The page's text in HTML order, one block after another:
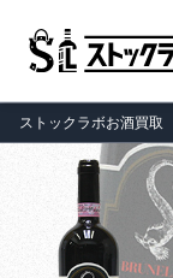
ストックラボお酒買取